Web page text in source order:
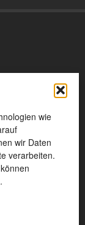
wie
wir Daten
verarbeiten.